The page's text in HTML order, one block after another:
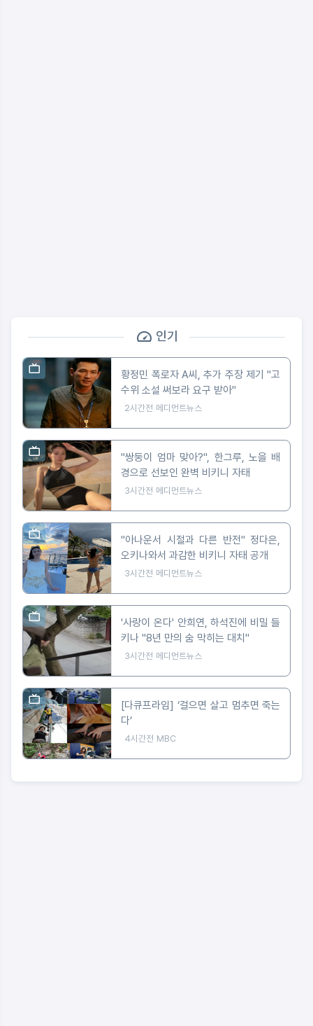
인기
황정민 폭로자 A씨, 추가 주장 제기 "고
수위 소설 써보라 요구 받아"
2시간전 메디먼트뉴스
"쌍둥이 엄마 맞아?", 한그루, 노을 배
경으로 선보인 완벽 비키니 자태
3시간전 메디먼트뉴스
"아나운서 시절과 다른 반전" 정다은,
오키나와서 과감한 비키니 자태 공개
3시간전 메디먼트뉴스
'사랑이 온다' 안희연, 하석진에 비밀 들
키나 "8년 만의 숨 막히는 대치"
3시간전 메디먼트뉴스
[다큐프라임] ‘걸으면 살고 멈추면 죽는
다’
4시간전 MBC